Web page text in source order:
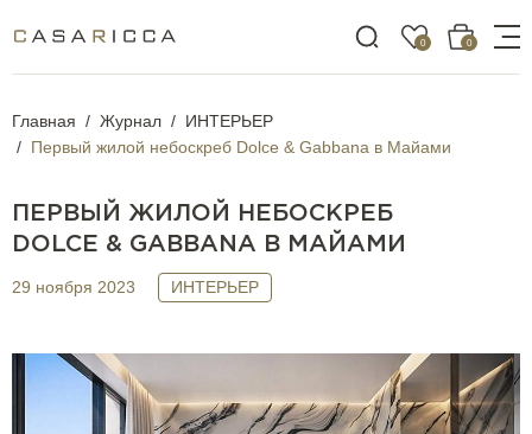
0 0
Главная Журнал
ИНТЕРЬЕР
Первый жилой небоскреб Dolce & Gabbana в Майами
ПЕРВЫЙ ЖИЛОЙ НЕБОСКРЕБ
DOLCE & GABBANA В МАЙАМИ
29 ноября 2023 ИНТЕРЬЕР